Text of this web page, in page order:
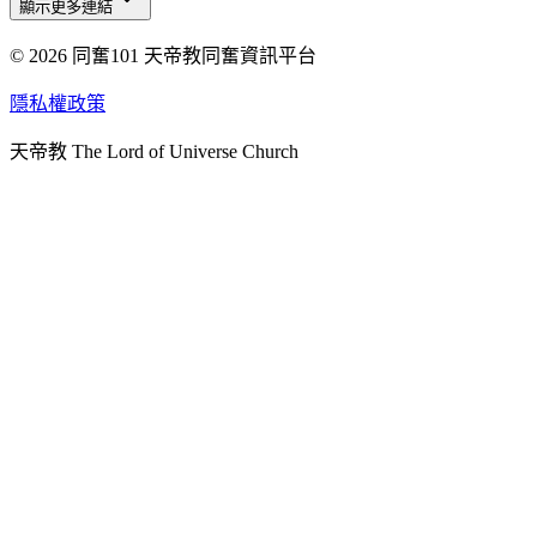
天人研究總院
天人研究學院
天人炁功院
顯示更多連結
© 2026 同奮101 天帝教同奮資訊平台
隱私權政策
天帝教 The Lord of Universe Church